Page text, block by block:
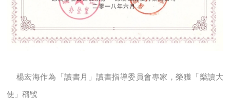
楊宏海作為「讀書月」讀書指導委員會專家，榮獲「樂讀大
使」稱號